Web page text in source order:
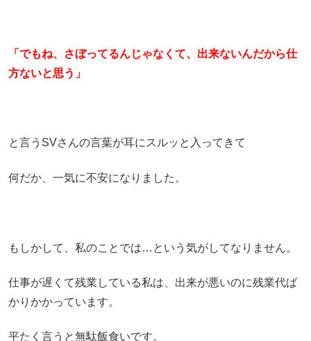
「でもね、さぼってるんじゃなくて、出来ないんだから仕
方ないと思う」
と言うSVさんの言葉が耳にスルッと入ってきて
何だか、一気に不安になりました。
もしかして、私のことでは…という気がしてなりません。
仕事が遅くて残業している私は、出来が悪いのに残業代ば
かりかかっています。
平たく言うと無駄飯食いです。